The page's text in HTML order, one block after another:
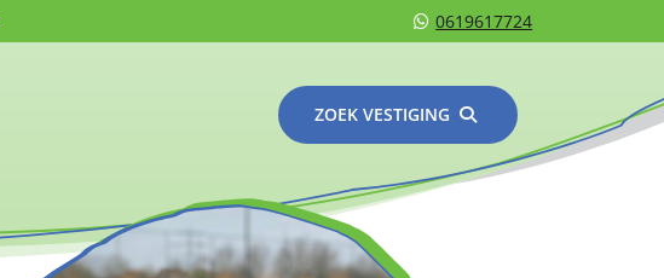
0619617724
ZOEK VESTIGING